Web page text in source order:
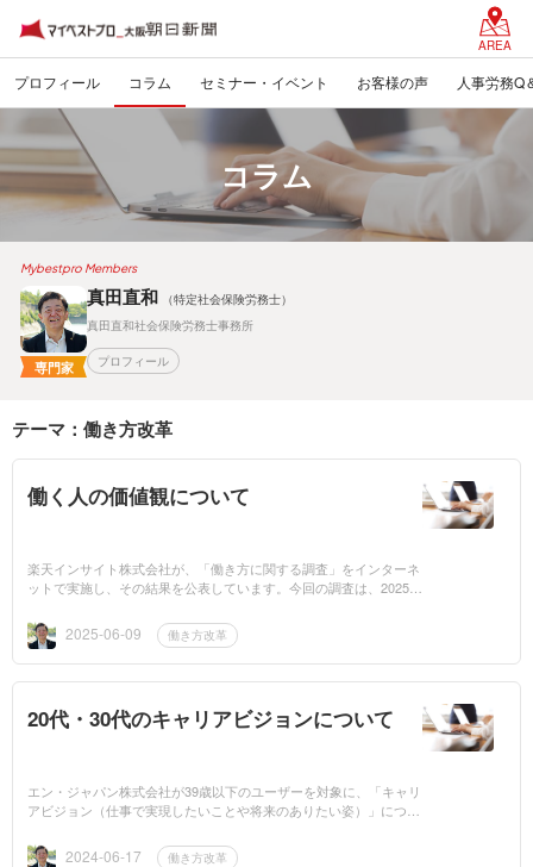
AREA
プロフィール コラム セミナー・イベント お客様の声 人事労務Q
コラム
Mybestpro Members
専門家
真田直和
（特定社会保険労務士）
真田直和社会保険労務士事務所
プロフィール
テーマ：働き方改革
働く人の価値観について
楽天インサイト株式会社が、「働き方に関する調査」をインターネ
ットで実施し、その結果を公表しています。今回の調査は、2025年
登録しているモニタ...
2025-06-09 働き方改革
20代・30代のキャリアビジョンについて
エン・ジャパン株式会社が39歳以下のユーザーを対象に、「キャリ
アビジョン（仕事で実現したいことや将来のありたい姿）」につい
た回答をまとめた...
2024-06-17 働き方改革